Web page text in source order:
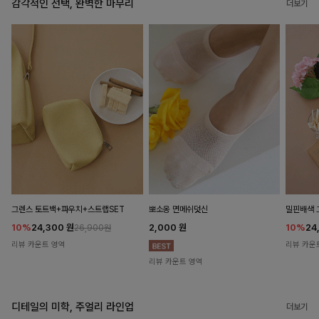
감각적인 선택, 완벽한 마무리 더보기
그렌스 토트백+파우치+스트랩SET
10%24,300 원26,900원
리뷰 카운트 영역
뽀소옹 면메쉬덧신
2,000 원
리뷰 카운트 영역
밀핀배색
10%
리뷰 카운
디테일의 미학, 주얼리 라인업 더보기